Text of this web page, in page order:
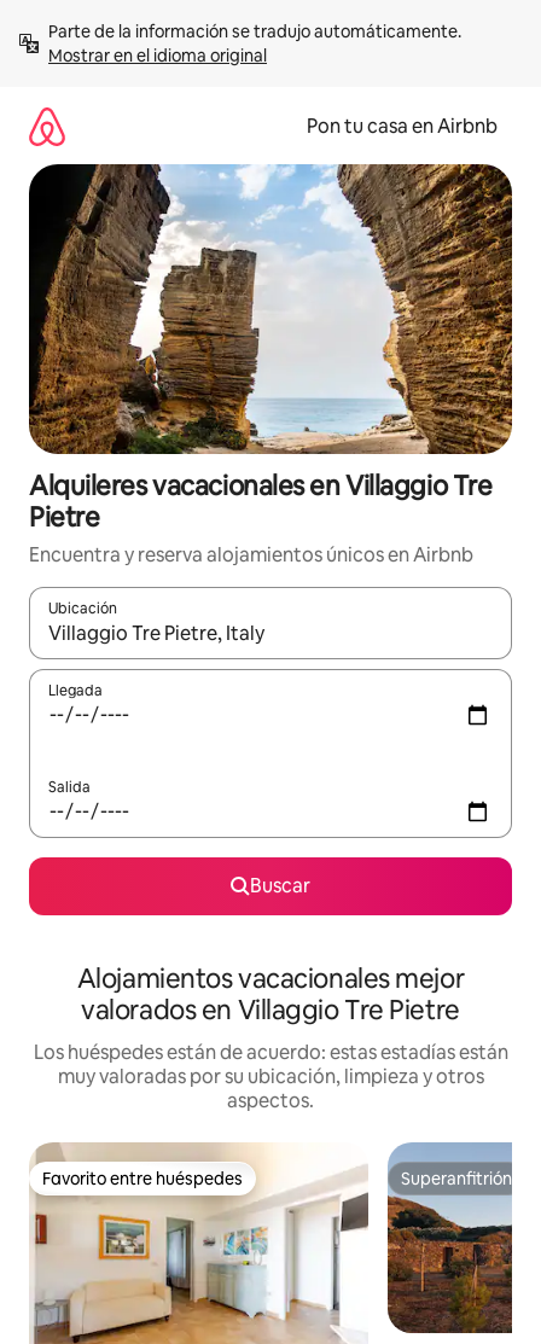
contenidoMostrar en el idioma original
Pon tu casa en Airbnb
Alquileres vacacionales en Villaggio Tre
Pietre
Encuentra y reserva alojamientos únicos en Airbnb
Ubicación
Cuando los resultados estén disponibles, navega con las
Llegada
Salida
Buscar
Alojamientos vacacionales mejor
valorados en Villaggio Tre Pietre
Los huéspedes están de acuerdo: estas estadías están
muy valoradas por su ubicación, limpieza y otros
aspectos.
Favorito entre huéspedes
Favorito entre huéspedes Superanfitrión
Superanfitrión